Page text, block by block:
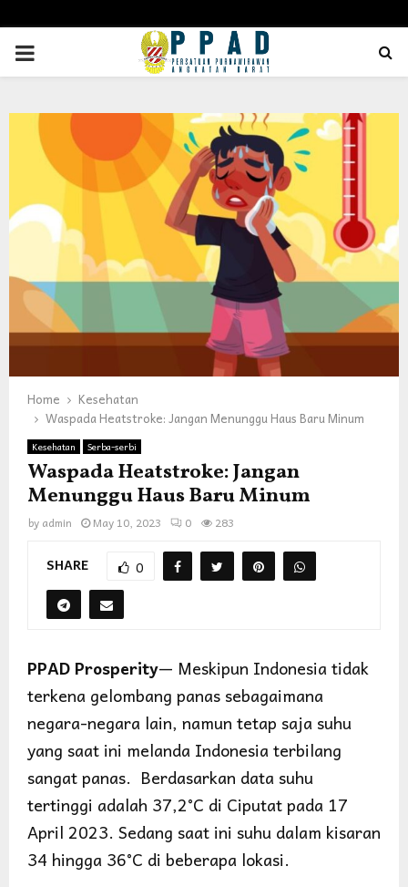
PRIMARY
Home
Kesehatan
Waspada Heatstroke: Jangan Menunggu Haus Baru Minum
Kesehatan Serba-serbi
Waspada Heatstroke: Jangan
Menunggu Haus Baru Minum
by admin May 10, 2023 0 283
SHARE 0
PPAD Prosperity— Meskipun Indonesia tidak
terkena gelombang panas sebagaimana
negara-negara lain, namun tetap saja suhu
yang saat ini melanda Indonesia terbilang
sangat panas. Berdasarkan data suhu
tertinggi adalah 37,2°C di Ciputat pada 17
April 2023. Sedang saat ini suhu dalam kisaran
34 hingga 36°C di beberapa lokasi.